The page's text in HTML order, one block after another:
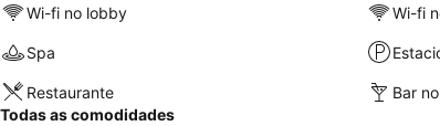
Wi-fi no lobby Wi-fi
Spa
Restaurante Bar
Todas as comodidades